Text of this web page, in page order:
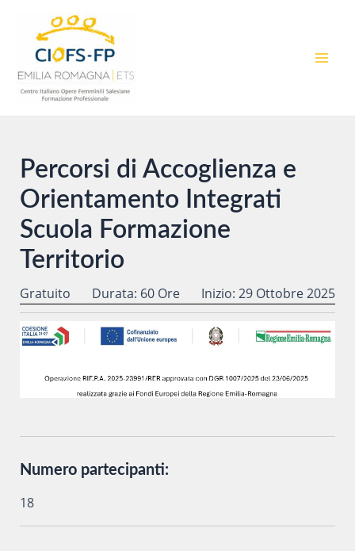
contenuto
Percorsi di Accoglienza e
Orientamento Integrati
Scuola Formazione
Territorio
Gratuito Durata: 60 Ore Inizio: 29 Ottobre 2025
Numero partecipanti:
18